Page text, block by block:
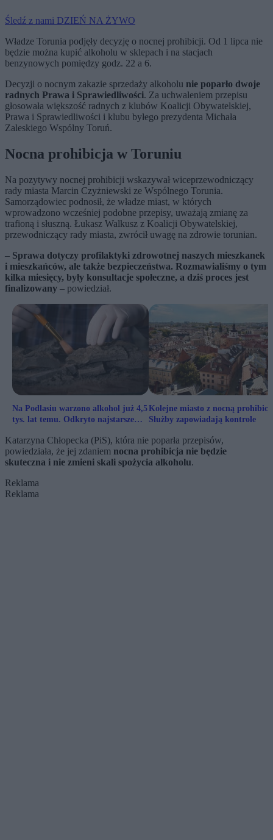
Śledź z nami DZIEŃ NA ŻYWO
Władze Torunia podjęły decyzję o nocnej prohibicji. Od 1 lipca nie
będzie można kupić alkoholu w sklepach i na stacjach
benzynowych pomiędzy godz. 22 a 6.
Decyzji o nocnym zakazie sprzedaży alkoholu nie poparło dwoje
radnych Prawa i Sprawiedliwości. Za uchwaleniem przepisu
głosowała większość radnych z klubów Koalicji Obywatelskiej,
Prawa i Sprawiedliwości i klubu byłego prezydenta Michała
Zaleskiego Wspólny Toruń.
Nocna prohibicja w Toruniu
Na pozytywy nocnej prohibicji wskazywał wiceprzewodniczący
rady miasta Marcin Czyżniewski ze Wspólnego Torunia.
Samorządowiec podnosił, że władze miast, w których
wprowadzono wcześniej podobne przepisy, uważają zmianę za
trafioną i słuszną. Łukasz Walkusz z Koalicji Obywatelskiej,
przewodniczący rady miasta, zwrócił uwagę na zdrowie torunian.
– Sprawa dotyczy profilaktyki zdrowotnej naszych mieszkanek
i mieszkańców, ale także bezpieczeństwa. Rozmawialiśmy o tym
kilka miesięcy, były konsultacje społeczne, a dziś proces jest
finalizowany – powiedział.
Na Podlasiu warzono alkohol już 4,5
tys. lat temu. Odkryto najstarsze
Kolejne miasto z nocną
Służby zapowiadają kontrole
Katarzyna Chłopecka (PiS), która nie poparła przepisów,
powiedziała, że jej zdaniem nocna prohibicja nie będzie
skuteczna i nie zmieni skali spożycia alkoholu.
Reklama
Reklama